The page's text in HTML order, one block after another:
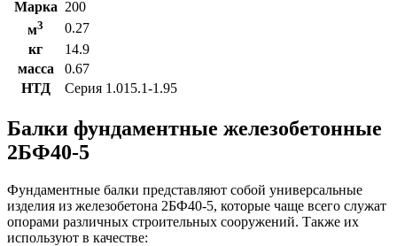
Марка 200
м3
0.27
кг
14.9
масса
0.67
НТД
Серия 1.015.1-1.95
Балки фундаментные железобетонные
2БФ40-5
Фундаментные балки представляют собой универсальные
изделия из железобетона 2БФ40-5, которые чаще всего служат
опорами различных строительных сооружений. Также их
используют в качестве: